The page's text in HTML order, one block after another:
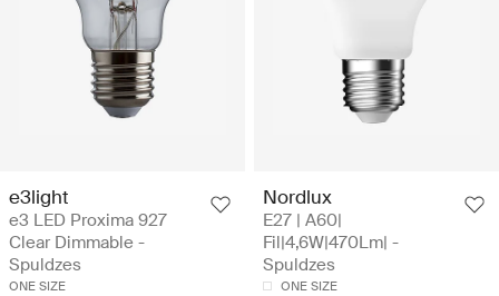
e3light
e3 LED Proxima 927
Clear Dimmable -
Spuldzes
ONE SIZE
Nordlux
E27 | A60|
Fil|4,6W|470Lm| -
Spuldzes
ONE SIZE